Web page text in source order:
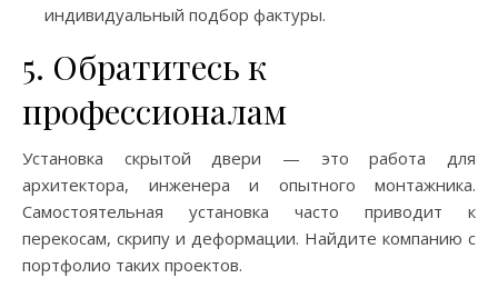
индивидуальный подбор фактуры.
5. Обратитесь к
профессионалам
Установка скрытой двери — это работа для
архитектора, инженера и опытного монтажника.
Самостоятельная установка часто приводит к
перекосам, скрипу и деформации. Найдите компанию с
портфолио таких проектов.